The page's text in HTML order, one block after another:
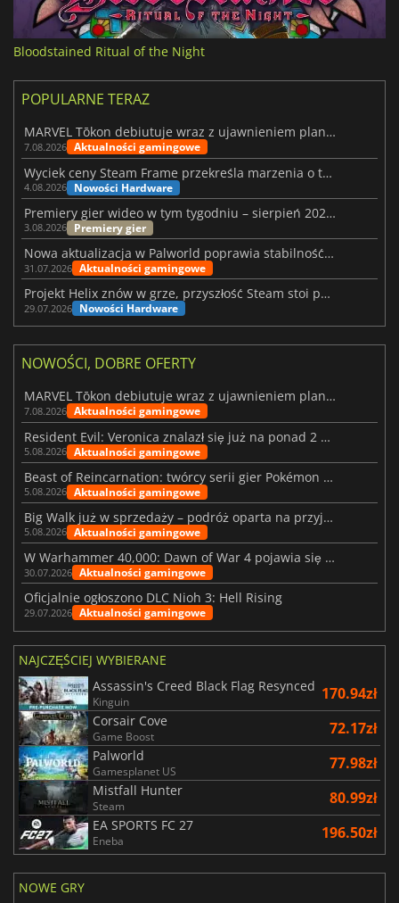
Bloodstained Ritual of the Night
POPULARNE TERAZ
MARVEL Tōkon debiutuje wraz z ujawnieniem planu rozwoju na pierwszy rok
7.08.2026 Aktualności gamingowe
Wyciek ceny Steam Frame przekreśla marzenia o tanim zestawie VR
4.08.2026 Nowości Hardware
Premiery gier wideo w tym tygodniu – sierpień 2026 r. (32. tydzień)
3.08.2026 Premiery gier
Nowa aktualizacja w Palworld poprawia stabilność Sunreach i walk z bossami
31.07.2026 Aktualności gamingowe
Projekt Helix znów w grze, przyszłość Steam stoi pod znakiem zapytania
29.07.2026 Nowości Hardware
NOWOŚCI, DOBRE OFERTY
MARVEL Tōkon debiutuje wraz z ujawnieniem planu rozwoju na pierwszy rok
7.08.2026 Aktualności gamingowe
Resident Evil: Veronica znalazł się już na ponad 2 milionach list życzeń
5.08.2026 Aktualności gamingowe
Beast of Reincarnation: twórcy serii gier Pokémon wkraczają na nową ścieżkę
5.08.2026 Aktualności gamingowe
Big Walk już w sprzedaży – podróż oparta na przyjaźni
5.08.2026 Aktualności gamingowe
W Warhammer 40,000: Dawn of War 4 pojawia się frakcja Nekronów
30.07.2026 Aktualności gamingowe
Oficjalnie ogłoszono DLC Nioh 3: Hell Rising
29.07.2026 Aktualności gamingowe
NAJCZĘŚCIEJ WYBIERANE
Assassin's Creed Black Flag Resynced
Kinguin 170.94zł
Corsair Cove
Game Boost 72.17zł
Palworld
Gamesplanet US 77.98zł
Mistfall Hunter
Steam 80.99zł
EA SPORTS FC 27
Eneba 196.50zł
NOWE GRY